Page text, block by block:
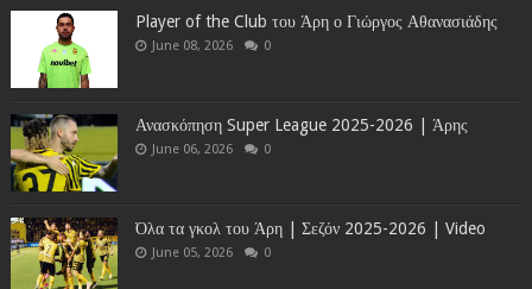
Player of the Club του Άρη ο Γιώργος Αθανασιάδης
June 08, 2026 0
Ανασκόπηση Super League 2025-2026 | Άρης
June 06, 2026 0
Όλα τα γκολ του Άρη | Σεζόν 2025-2026 | Video
June 05, 2026 0